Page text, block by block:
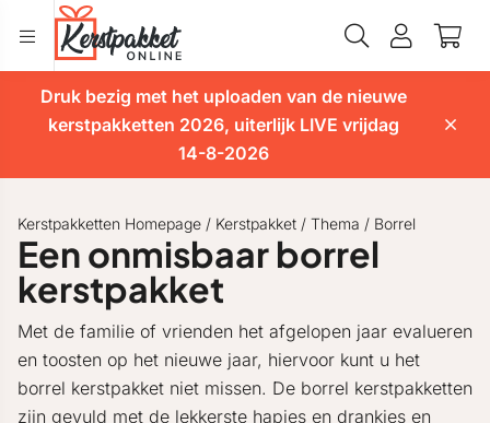
Druk bezig met het uploaden van de nieuwe
kerstpakketten 2026, uiterlijk LIVE vrijdag
14-8-2026
Kerstpakketten Homepage / Kerstpakket / Thema / Borrel
Een onmisbaar borrel
kerstpakket
Met de familie of vrienden het afgelopen jaar evalueren
en toosten op het nieuwe jaar, hiervoor kunt u het
borrel kerstpakket niet missen. De borrel kerstpakketten
zijn gevuld met de lekkerste hapjes en drankjes en